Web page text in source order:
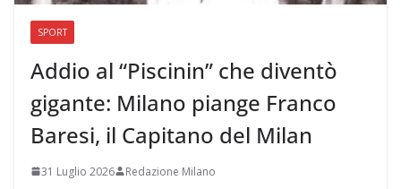
SPORT
Addio al “Piscinin” che diventò
gigante: Milano piange Franco
Baresi, il Capitano del Milan
31 Luglio 2026 Redazione Milano